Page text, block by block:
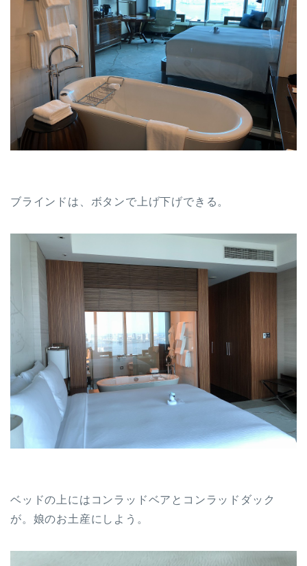
ブラインドは、ボタンで上げ下げできる。
ベッドの上にはコンラッドベアとコンラッドダック
が。娘のお土産にしよう。